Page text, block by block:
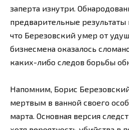
заперта изнутри.
предварительные результаты
что Березовский умер от
бизнесмена оказалось
каких-либо следов борьбы
Напомним, Борис
мертвым в ванной своего
марта. Основная версия